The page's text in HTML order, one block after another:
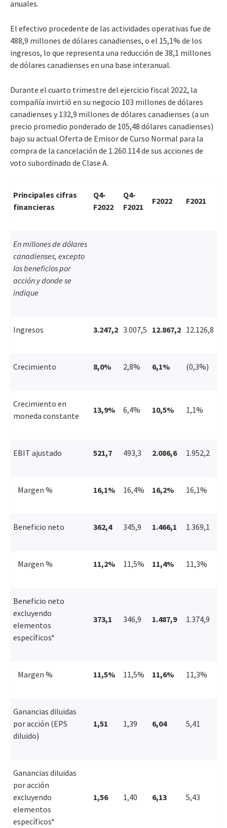
anuales.
El efectivo procedente de las actividades operativas fue de
488,9 millones de dólares canadienses, o el 15,1% de los
ingresos, lo que representa una reducción de 38,1 millones
de dólares canadienses en una base interanual.
Durante el cuarto trimestre del ejercicio fiscal 2022, la
compañía invirtió en su negocio 103 millones de dólares
canadienses y 132,9 millones de dólares canadienses (a un
precio promedio ponderado de 105,48 dólares canadienses)
bajo su actual Oferta de Emisor de Curso Normal para la
compra de la cancelación de 1.260.114 de sus acciones de
voto subordinado de Clase A.
Principales cifras
financieras
Q4-
F2022
Q4-
F2021
F2022 F2021
En millones de dólares
canadienses, excepto
los beneficios por
acción y donde se
indique
Ingresos 3.247,2 3.007,5 12.867,2 12.126,8
Crecimiento 8,0% 2,8% 6,1% (0,3%)
Crecimiento en
moneda constante
13,9% 6,4% 10,5% 1,1%
EBIT ajustado 521,7 493,3 2.086,6 1.952,2
Margen % 16,1% 16,4% 16,2% 16,1%
Beneficio neto 362,4 345,9 1.466,1 1.369,1
Margen % 11,2% 11,5% 11,4% 11,3%
Beneficio neto
excluyendo
elementos
específicos*
373,1 346,9 1.487,9 1.374,9
Margen % 11,5% 11,5% 11,6% 11,3%
Ganancias diluidas
por acción (EPS
diluido)
1,51 1,39 6,04 5,41
Ganancias diluidas
por acción
excluyendo
elementos
específicos*
1,56 1,40 6,13 5,43